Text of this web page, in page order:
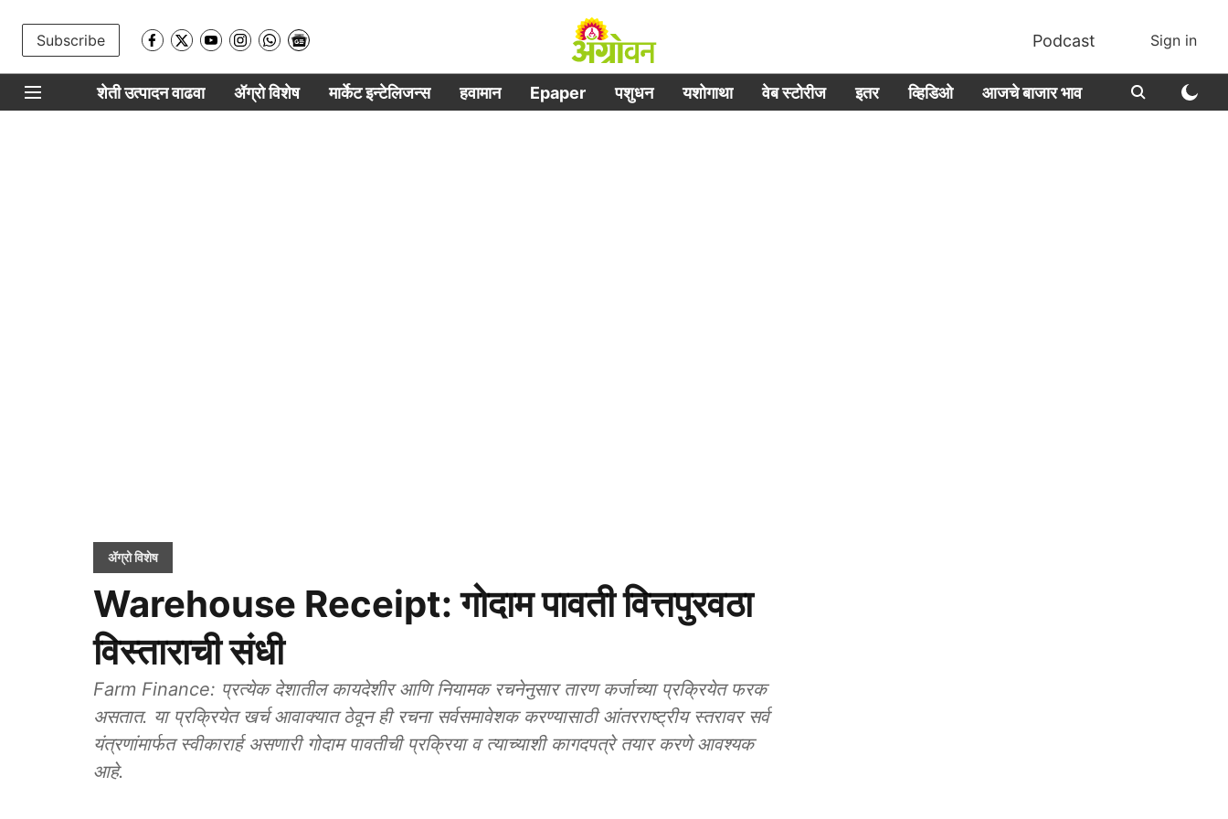
Subscribe Podcast Sign in
शेती उत्पादन वाढवा ॲग्रो विशेष मार्केट इन्टेलिजन्स हवामान Epaper पशुधन यशोगाथा वेब स्टोरीज इतर व्हिडिओ आजचे बाजार भाव
ॲग्रो विशेष
Warehouse Receipt: गोदाम पावती वित्तपुरवठा
विस्ताराची संधी
Farm Finance: प्रत्येक देशातील कायदेशीर आणि नियामक रचनेनुसार तारण कर्जाच्या प्रक्रियेत फरक
असतात. या प्रक्रियेत खर्च आवाक्यात ठेवून ही रचना सर्वसमावेशक करण्यासाठी आंतरराष्ट्रीय स्तरावर सर्व
यंत्रणांमार्फत स्वीकारार्ह असणारी गोदाम पावतीची प्रक्रिया व त्याच्याशी कागदपत्रे तयार करणे आवश्यक
आहे.